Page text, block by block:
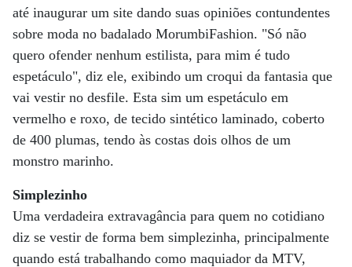
até inaugurar um site dando suas opiniões contundentes
sobre moda no badalado MorumbiFashion. "Só não
quero ofender nenhum estilista, para mim é tudo
espetáculo", diz ele, exibindo um croqui da fantasia que
vai vestir no desfile. Esta sim um espetáculo em
vermelho e roxo, de tecido sintético laminado, coberto
de 400 plumas, tendo às costas dois olhos de um
monstro marinho.
Simplezinho
Uma verdadeira extravagância para quem no cotidiano
diz se vestir de forma bem simplezinha, principalmente
quando está trabalhando como maquiador da MTV,